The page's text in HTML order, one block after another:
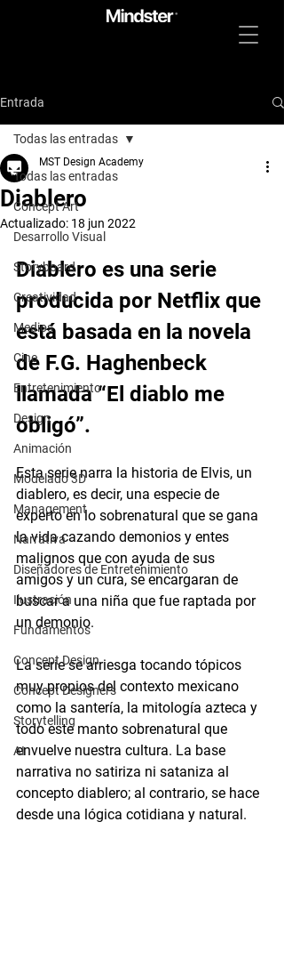
Entrada
Todas las entradas
Concept Art
Desarrollo Visual
Storyboard
Creatividad
Medios
Cine
Entretenimiento
Design
Animación
Modelado 3D
Management
Narrativa
Diseñadores de Entretenimiento
Ilustración
Fundamentos
Concept Design
Concept Designers
Storytelling
AI
Todas las entradas
Diablero
MST Design Academy
Actualizado: 18 jun 2022
Diablero es una serie
producida por Netflix que
está basada en la novela
de F.G. Haghenbeck
llamada “El diablo me
obligó”.
Esta serie narra la historia de Elvis, un
diablero, es decir, una especie de
experto en lo sobrenatural que se gana
la vida cazando demonios y entes
malignos que con ayuda de sus
amigos y un cura, se encargaran de
buscar a una niña que fue raptada por
un demonio.
La serie se arriesga tocando tópicos
muy propios del contexto mexicano
como la santería, la mitología azteca y
todo este manto sobrenatural que
envuelve nuestra cultura. La base
narrativa no satiriza ni sataniza al
concepto diablero; al contrario, se hace
desde una lógica cotidiana y natural.